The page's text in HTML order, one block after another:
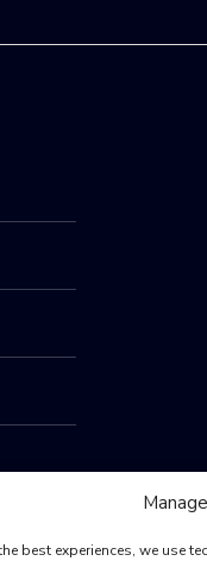
best experiences, we use